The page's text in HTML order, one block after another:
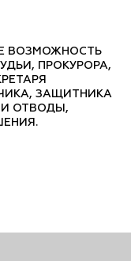
ВОЗМОЖНОСТЬ
ПРОКУРОРА,
ЗАЩИТНИКА
ОТВОДЫ,